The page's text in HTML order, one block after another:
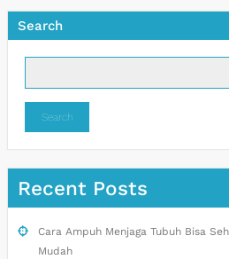
Search
Search
Recent Posts
Cara Ampuh Menjaga Tubuh Bisa
Mudah